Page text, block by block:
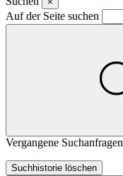
Auf der Seite suchen
Vergangene Suchanfragen
Suchhistorie löschen